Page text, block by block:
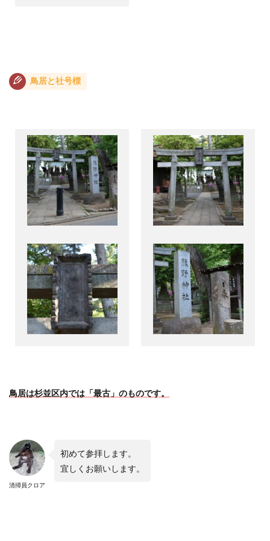
鳥居と社号標
鳥居は杉並区内では「最古」のものです。
清掃員クロア
初めて参拝します。
宜しくお願いします。